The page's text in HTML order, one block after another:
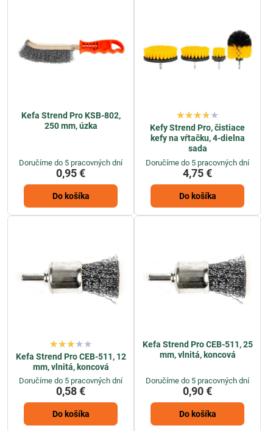
projekty.
Kefa Strend Pro KSB-802,
250 mm, úzka
Doručíme do 5 pracovných dní
0,95 €
Do košíka
Kefy Strend Pro, čistiace
kefy na vŕtačku, 4-dielna
sada
Doručíme do 5 pracovných dní
4,75 €
Do košíka
Kefa Strend Pro CEB-511, 12
mm, vlnitá, koncová
Doručíme do 5 pracovných dní
0,58 €
Do košíka
Kefa Strend Pro CEB-511, 25
mm, vlnitá, koncová
Doručíme do 5 pracovných dní
0,90 €
Do košíka